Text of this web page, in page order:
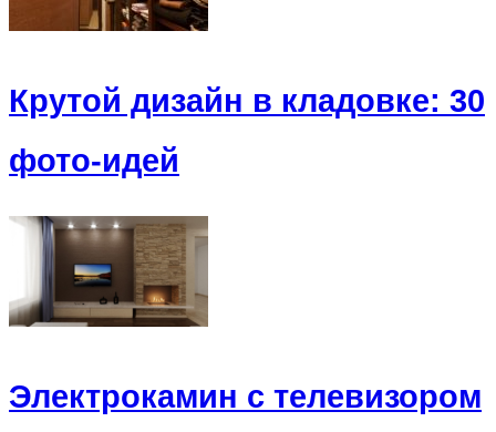
Крутой дизайн в кладовке: 30
фото-идей
Электрокамин с телевизором